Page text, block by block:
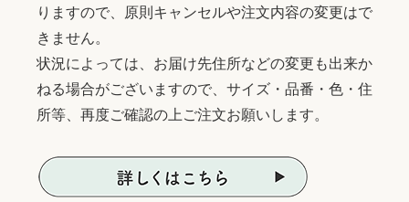
りますので、原則キャンセルや注文内容の変更はで
きません。
状況によっては、お届け先住所などの変更も出来か
ねる場合がございますので、サイズ・品番・色・住
所等、再度ご確認の上ご注文お願いします。